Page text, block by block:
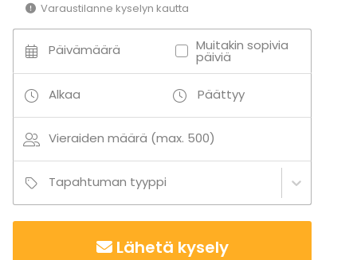
Varaustilanne kyselyn kautta
Päivämäärä Muitakin sopivia
päiviä
Alkaa Päättyy
Vieraiden määrä (max. 500)
Tapahtuman tyyppi
Lähetä kysely